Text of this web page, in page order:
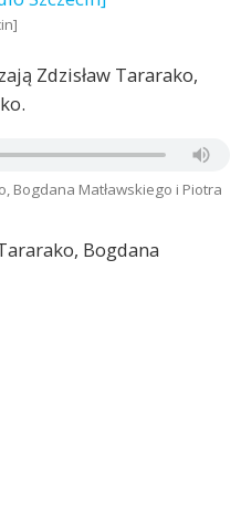
Zdzisław Tararako,
Bogdana Matławskiego i Piotra
Bogdana